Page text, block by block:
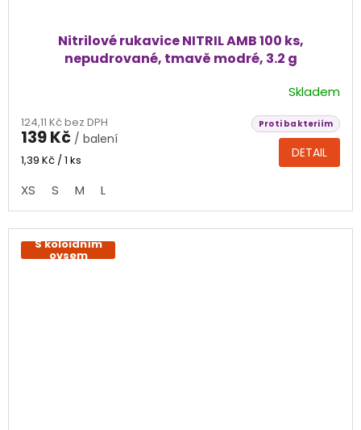
Nitrilové rukavice NITRIL AMB 100 ks,
nepudrované, tmavě modré, 3.2 g
produktu
je
5,0
5
hvězdiček.
Skladem
Proti bakteriím
124,11 Kč bez DPH
139 Kč / balení
Měrná
1,39 Kč / 1 ks DETAIL
XS S M L
S koloidním
ovsem